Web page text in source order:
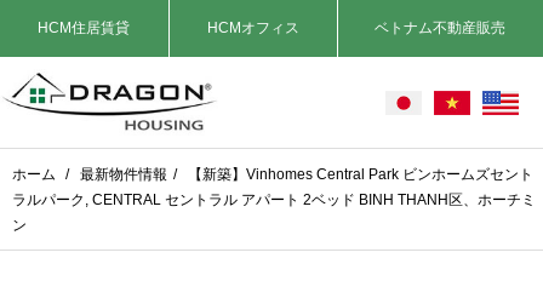
HCM住居賃貸 HCMオフィス ベトナム不動産販売
ホーム / 最新物件情報 /
【新築】Vinhomes Central Park ビンホームズセント
ラルパーク, CENTRAL セントラル アパート 2ベッド BINH THANH区、ホーチミ
ン